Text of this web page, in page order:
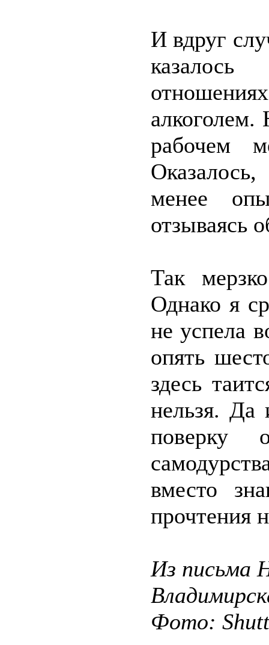
И вдруг
алкоголем.
рабочем
менее
отзываясь
Так
Однако я
не успела
опять
здесь
нельзя. Да
поверку
вместо
прочтения
Из письма
Фото: